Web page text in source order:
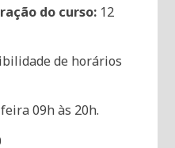
do curso: 12
de horários
09h às 20h.